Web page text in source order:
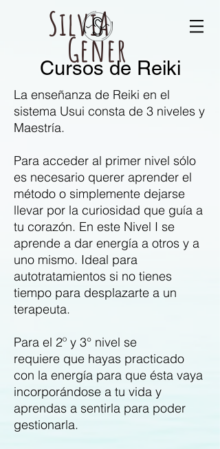
SilviA
Gener
Cursos de Reiki
La enseñanza de Reiki en el
sistema Usui consta de 3 niveles y
Maestría.
Para acceder al primer nivel sólo
es necesario querer aprender el
método o simplemente dejarse
llevar por la curiosidad que guía a
tu corazón. En este Nivel I se
aprende a dar energía a otros y a
uno mismo. Ideal para
autotratamientos si no tienes
tiempo para desplazarte a un
terapeuta.
Para el 2º y 3° nivel se
requiere que hayas practicado
con la energía para que ésta vaya
incorporándose a tu vida y
aprendas a sentirla para poder
gestionarla.